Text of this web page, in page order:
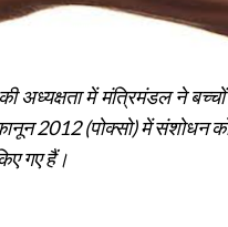
की अध्‍यक्षता में मंत्रिमंडल ने
2012 (पोक्‍सो) में संशोधन
गए हैं।